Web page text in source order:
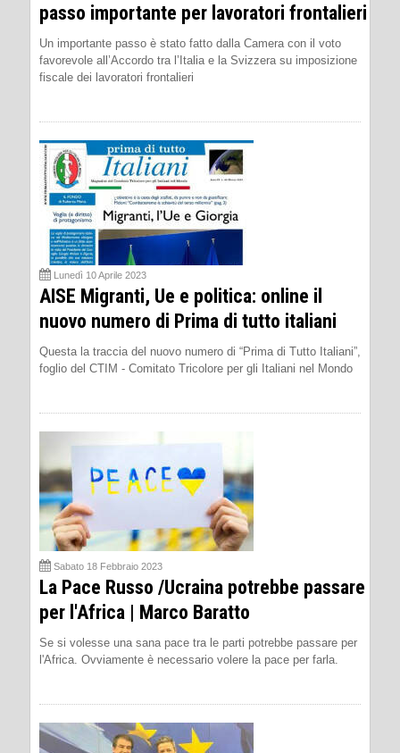
passo importante per lavoratori frontalieri
Un importante passo è stato fatto dalla Camera con il voto
favorevole all’Accordo tra l’Italia e la Svizzera su imposizione
fiscale dei lavoratori frontalieri
Lunedì 10 Aprile 2023
AISE Migranti, Ue e politica: online il
nuovo numero di Prima di tutto italiani
Questa la traccia del nuovo numero di “Prima di Tutto Italiani”,
foglio del CTIM - Comitato Tricolore per gli Italiani nel Mondo
Sabato 18 Febbraio 2023
La Pace Russo /Ucraina potrebbe passare
per l'Africa | Marco Baratto
Se si volesse una sana pace tra le parti potrebbe passare per
l'Africa. Ovviamente è necessario volere la pace per farla.